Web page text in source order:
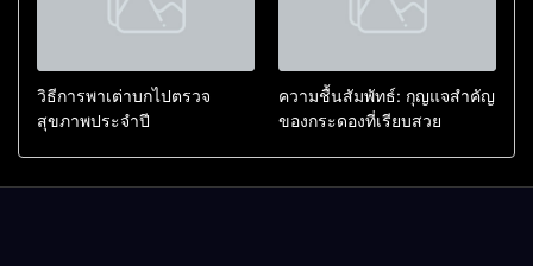
วิธีการพาเต่าบกไปตรวจ
สุขภาพประจำปี
ความชื้นสัมพัทธ์: กุญแจสำคัญ
ของกระดองที่เรียบสวย